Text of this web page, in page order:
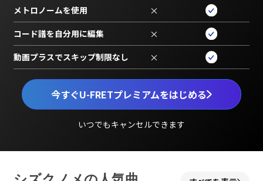
今すぐU-FRETプレミアムをはじめる
いつでもキャンセルできます
メトロノームを使用 ×
コード譜を自分用に編集 ×
動画プラスでスキップ制限なし ×